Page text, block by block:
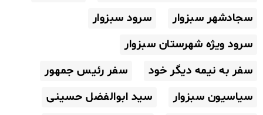
سجادشهر سبزوار
سرود سبزوار
سرود ویژه شهرستان سبزوار
سفر به نیمه دیگر خود
سفر رئیس جمهور
سیاسیون سبزوار
سید ابوالفضل حسینی